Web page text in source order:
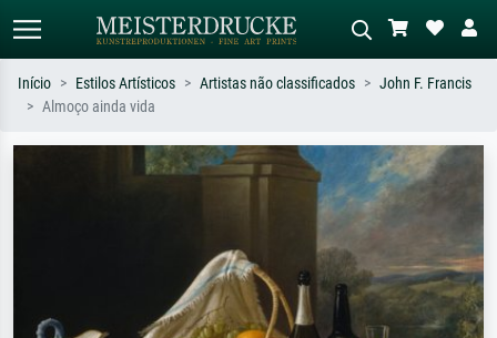
Pesquise por artista, título ou estilo –
Descreva a cena – ex: prado verde,
abstrato com muito vermelho, pintura
a óleo escura, nu em pé ao lado de
Início Estilos Artísticos Artistas não classificados
John F. Francis
Almoço ainda vida